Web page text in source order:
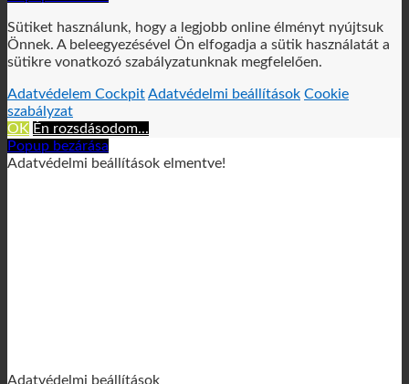
Popup bezárása
Sütiket használunk, hogy a legjobb online élményt nyújtsuk
Önnek. A beleegyezésével Ön elfogadja a sütik használatát a
Adatvédelem Cockpit
szabályzat
OK Én rozsdásodom...
Popup bezárása